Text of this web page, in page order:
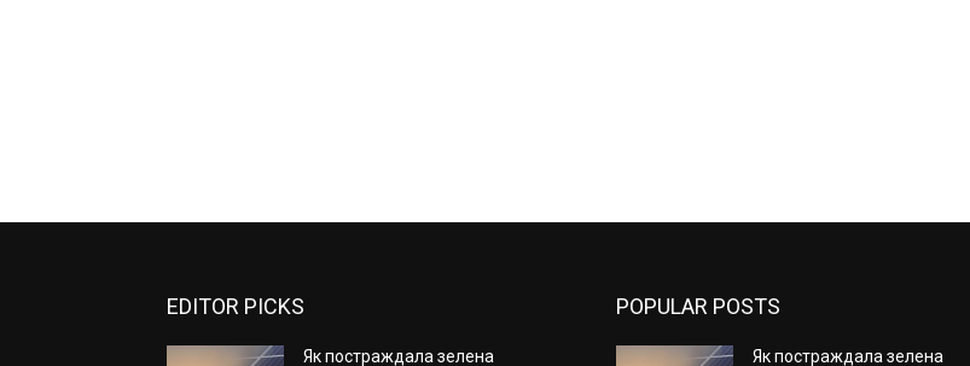
EDITOR PICKS
Як постраждала зелена
POPULAR POSTS
Як постраждала зелена